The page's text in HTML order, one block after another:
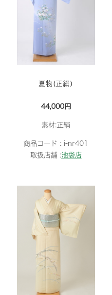
夏物(正絹)
44,000円
素材:正絹
商品コード : i-nr401
取扱店舗 :池袋店